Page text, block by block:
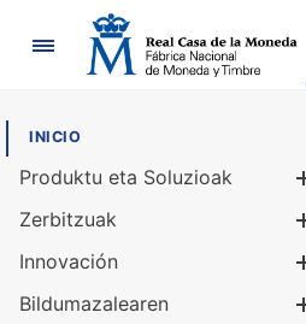
Nabigazioa
INICIO
Produktu eta Soluzioak
Zerbitzuak
Innovación
Bildumazalearen